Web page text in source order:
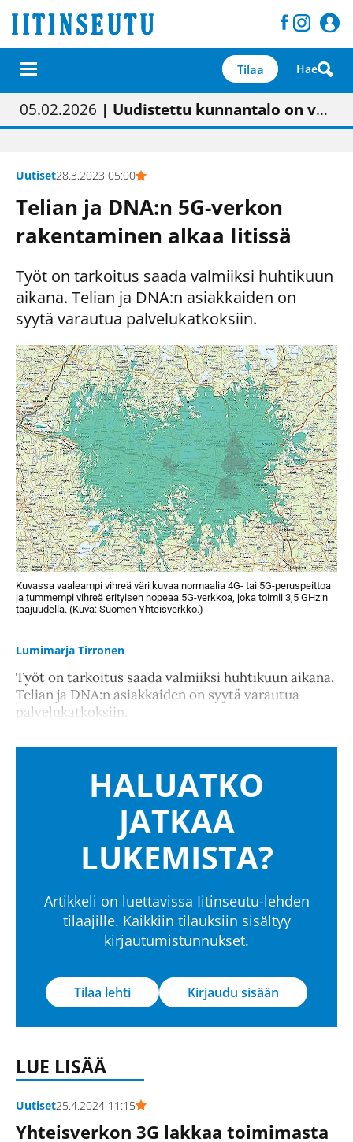
Tilaa Hae
01.02.2026 | Painon vaihtumisen pitäisi näkyä hieman parempana painojäljen laatuna lehdessä
05.02.2026 | Uudistettu kunnantalo on valoisa
23.04.2026 | “Olemme käynnistämässä uudelleen keskustavisiotyön”
09.05.2026| "Maalla on totuttu elämään omavaraisemmin kuin kaupungissa"
Uutiset28.3.2023 05:00
Telian ja DNA:n 5G-verkon
rakentaminen alkaa Iitissä
Työt on tarkoitus saada valmiiksi huhtikuun
aikana. Telian ja DNA:n asiakkaiden on
syytä varautua palvelukatkoksiin.
Kuvassa vaaleampi vihreä väri kuvaa normaalia 4G- tai 5G-peruspeittoa
ja tummempi vihreä erityisen nopeaa 5G-verkkoa, joka toimii 3,5 GHz:n
taajuudella. (Kuva: Suomen Yhteisverkko.)
Lumimarja Tirronen
Työt on tarkoitus saada valmiiksi huhtikuun aikana.
Telian ja DNA:n asiakkaiden on syytä varautua
palvelukatkoksiin.
HALUATKO
JATKAA
LUKEMISTA?
Artikkeli on luettavissa Iitinseutu-lehden
tilaajille. Kaikkiin tilauksiin sisältyy
kirjautumistunnukset.
Tilaa lehti Kirjaudu sisään
LUE LISÄÄ
Uutiset25.4.2024 11:15
Yhteisverkon 3G lakkaa toimimasta